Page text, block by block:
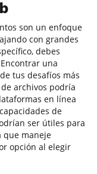
son un enfoque
con grandes
debes
una
tus desafíos más
archivos podría
en línea
de
ser útiles para
que maneje
opción al elegir